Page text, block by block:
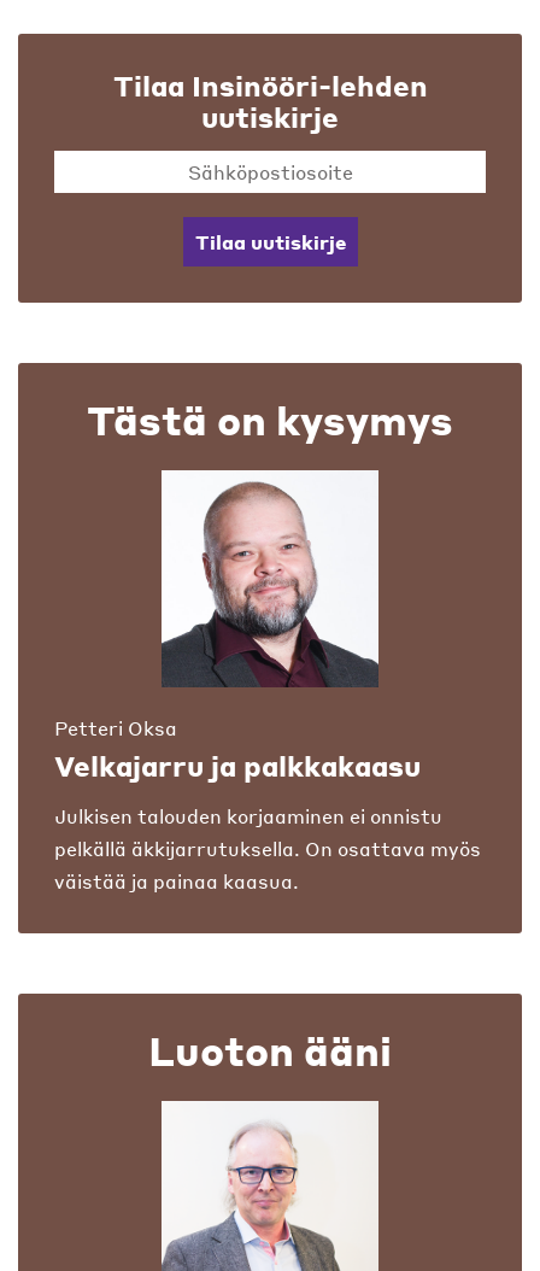
Tilaa Insinööri-lehden
uutiskirje
Tilaa uutiskirje
Tästä on kysymys
Petteri Oksa
Velkajarru ja palkkakaasu
Julkisen talouden korjaaminen ei onnistu
pelkällä äkkijarrutuksella. On osattava myös
väistää ja painaa kaasua.
Luoton ääni